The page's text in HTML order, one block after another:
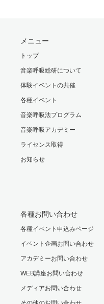
メニュー
トップ
音楽呼吸総研について
体験イベントの共催
各種イベント
音楽呼吸法プログラム
音楽呼吸アカデミー
ライセンス取得
お知らせ
各種お問い合わせ
各種イベント申込みページ
イベント企画お問い合わせ
アカデミーお問い合わせ
WEB講座お問い合わせ
メディアお問い合わせ